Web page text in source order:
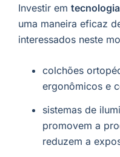
Investir em
uma maneira eficaz
interessados neste
colchões
ergonômicos e
sistemas de
promovem a
reduzem a